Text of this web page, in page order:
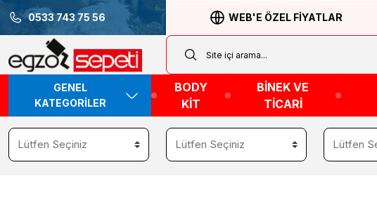
0533 743 75 56 WEB'E ÖZEL FİYATLAR
GENEL
KATEGORİLER
BODY
KİT
BİNEK VE
TİCARİ